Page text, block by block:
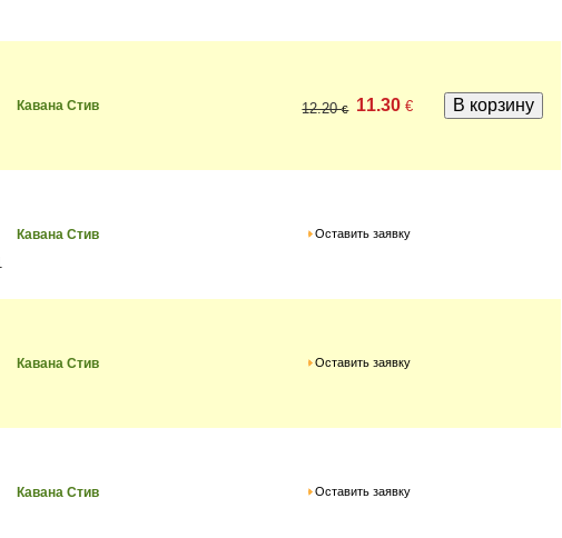
Кавана Стив 12.20€ 11.30 €
Кавана Стив Оставить заявку
Кавана Стив Оставить заявку
Кавана Стив Оставить заявку